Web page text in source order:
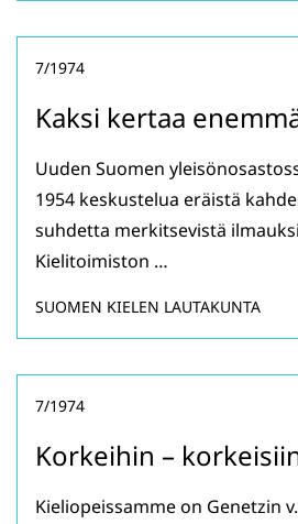
Kaksi kertaa
7/1974
Uuden Suomen
1954 keskustelua eräistä
suhdetta merkitsevistä
Kielitoimiston …
SUOMEN KIELEN LAUTAKUNTA
Korkeihin –
7/1974
Kieliopeissamme on Genetzin